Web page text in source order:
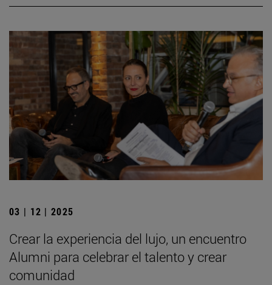
03 | 12 | 2025
Crear la experiencia del lujo, un encuentro
Alumni para celebrar el talento y crear
comunidad